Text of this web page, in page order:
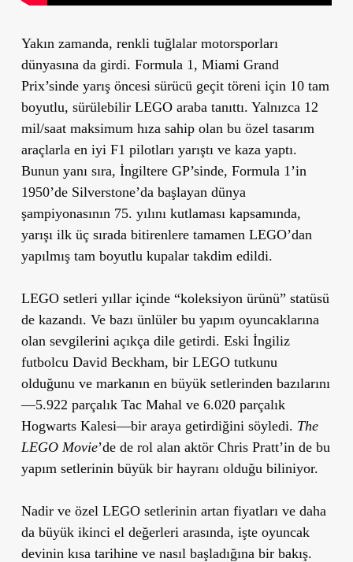
Yakın zamanda, renkli tuğlalar motorsporları
dünyasına da girdi. Formula 1, Miami Grand
Prix’sinde yarış öncesi sürücü geçit töreni için 10 tam
boyutlu, sürülebilir LEGO araba tanıttı. Yalnızca 12
mil/saat maksimum hıza sahip olan bu özel tasarım
araçlarla en iyi F1 pilotları yarıştı ve kaza yaptı.
Bunun yanı sıra, İngiltere GP’sinde, Formula 1’in
1950’de Silverstone’da başlayan dünya
şampiyonasının 75. yılını kutlaması kapsamında,
yarışı ilk üç sırada bitirenlere tamamen LEGO’dan
yapılmış tam boyutlu kupalar takdim edildi.
LEGO setleri yıllar içinde “koleksiyon ürünü” statüsü
de kazandı. Ve bazı ünlüler bu yapım oyuncaklarına
olan sevgilerini açıkça dile getirdi. Eski İngiliz
futbolcu David Beckham, bir LEGO tutkunu
olduğunu ve markanın en büyük setlerinden bazılarını
—5.922 parçalık Tac Mahal ve 6.020 parçalık
Hogwarts Kalesi—bir araya getirdiğini söyledi. The
LEGO Movie’de de rol alan aktör Chris Pratt’in de bu
yapım setlerinin büyük bir hayranı olduğu biliniyor.
Nadir ve özel LEGO setlerinin artan fiyatları ve daha
da büyük ikinci el değerleri arasında, işte oyuncak
devinin kısa tarihine ve nasıl başladığına bir bakış.